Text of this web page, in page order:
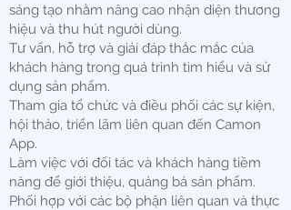
sáng tạo nhằm nâng cao nhận diện thương
hiệu và thu hút người dùng.
Tư vấn, hỗ trợ và giải đáp thắc mắc của
khách hàng trong quá trình tìm hiểu và sử
dụng sản phẩm.
Tham gia tổ chức và điều phối các sự kiện,
hội thảo, triển lãm liên quan đến Camon
App.
Làm việc với đối tác và khách hàng tiềm
năng để giới thiệu, quảng bá sản phẩm.
Phối hợp với các bộ phận liên quan và thực